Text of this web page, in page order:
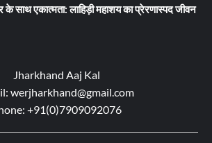
के साथ एकात्मता: लाहिड़ी महाशय का प्रेरणास्पद जीवन
Jharkhand Aaj Kal
werjharkhand@gmail.com
+91(0)7909092076